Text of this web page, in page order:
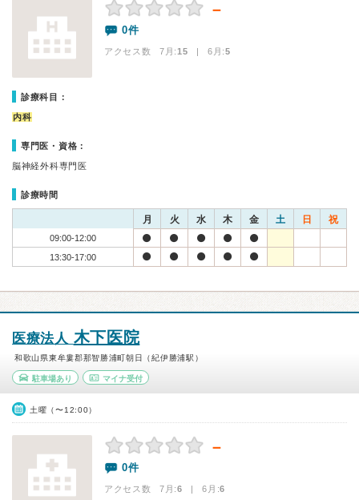
－
0件
アクセス数 7月:15 | 6月:5
診療科目：
内科
専門医・資格：
脳神経外科専門医
診療時間
月 火 水 木 金 土 日 祝
09:00-12:00
13:30-17:00
医療法人 木下医院
和歌山県東牟婁郡那智勝浦町朝日（紀伊勝浦駅）
駐車場あり マイナ受付
土曜（〜12:00）
－
0件
アクセス数 7月:6 | 6月:6